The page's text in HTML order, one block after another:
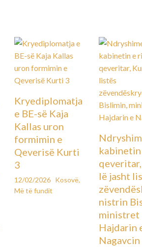
Kryediplomatja
e BE-së Kaja
Kallas uron
formimin e
Qeverisë Kurti
3
12/02/2026 Kosovë,
Më të fundit
kabinetin
lë jasht
nistrin
ministret
Hajdarin
Nagavcin